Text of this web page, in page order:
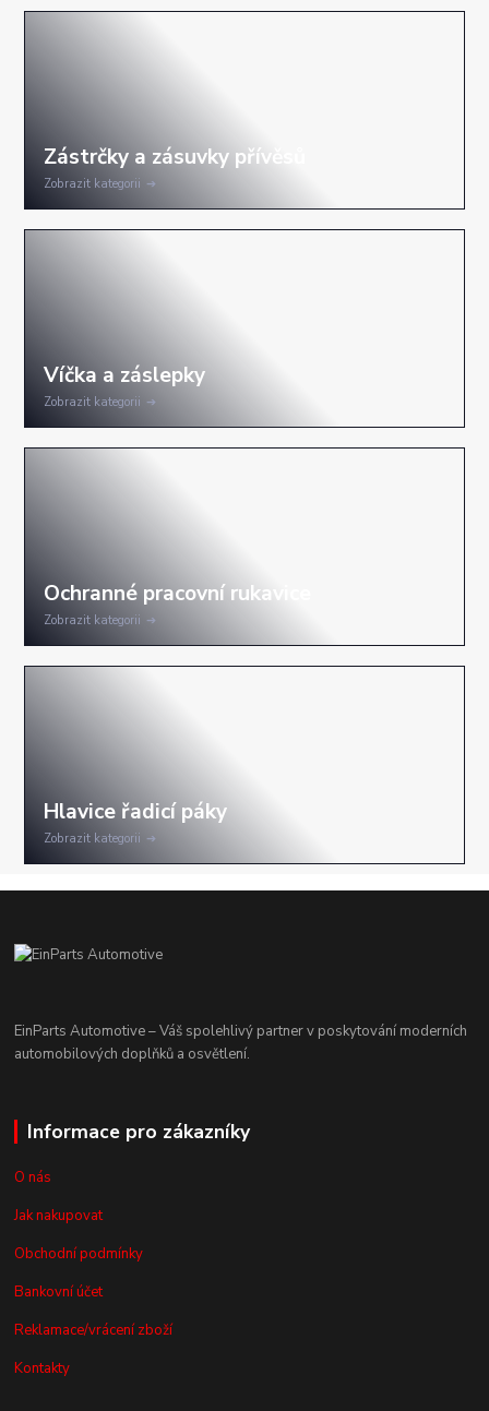
Zobrazit kategorii
Zobrazit kategorii
Zobrazit kategorii
Zobrazit kategorii
EinParts Automotive – Váš spolehlivý partner v poskytování moderních
automobilových doplňků a osvětlení.
Informace pro zákazníky
O nás
Jak nakupovat
Obchodní podmínky
Bankovní účet
Reklamace/vrácení zboží
Kontakty